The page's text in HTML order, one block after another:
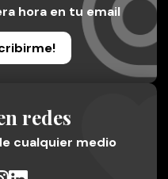
hora en tu email
redes
cualquier medio